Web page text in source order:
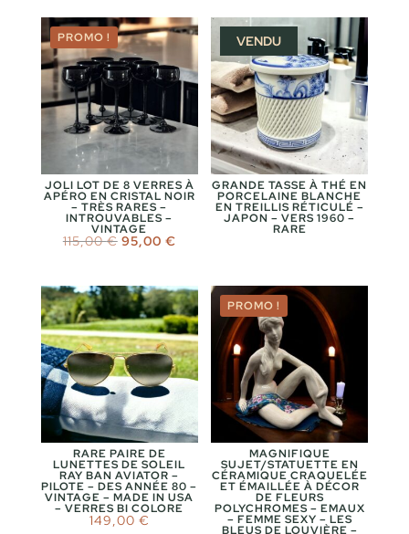
PROMO !
JOLI LOT DE 8 VERRES À
APÉRO EN CRISTAL NOIR
– TRÈS RARES –
INTROUVABLES –
VINTAGE
115,00€ Le
115,00 €.
95,00 €Le
95,00 €.
VENDU
GRANDE TASSE À THÉ EN
PORCELAINE BLANCHE
EN TREILLIS RÉTICULÉ –
JAPON – VERS 1960 –
RARE
RARE PAIRE DE
LUNETTES DE SOLEIL
RAY BAN AVIATOR –
PILOTE – DES ANNÉE 80 –
VINTAGE – MADE IN USA
– VERRES BI COLORE
149,00 €
PROMO !
MAGNIFIQUE
SUJET/STATUETTE EN
CÉRAMIQUE CRAQUELÉE
ET ÉMAILLÉE À DÉCOR
DE FLEURS
POLYCHROMES – EMAUX
– FEMME SEXY – LES
BLEUS DE LOUVIÈRE –